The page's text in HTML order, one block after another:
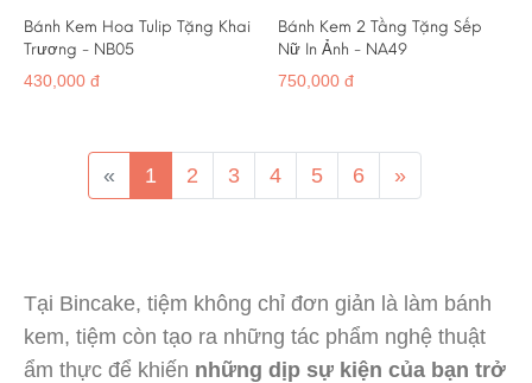
Bánh Kem Hoa Tulip Tặng Khai
Trương - NB05
430,000 đ
Bánh Kem 2 Tầng Tặng Sếp
Nữ In Ảnh - NA49
750,000 đ
« 1 2 3 4 5 6 »
Tại Bincake, tiệm không chỉ đơn giản là làm bánh
kem, tiệm còn tạo ra những tác phẩm nghệ thuật
ẩm thực để khiến những dịp sự kiện của bạn trở